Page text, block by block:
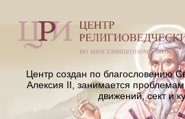
Центр создан по благословению
Алексия II, занимается
движений, сект и